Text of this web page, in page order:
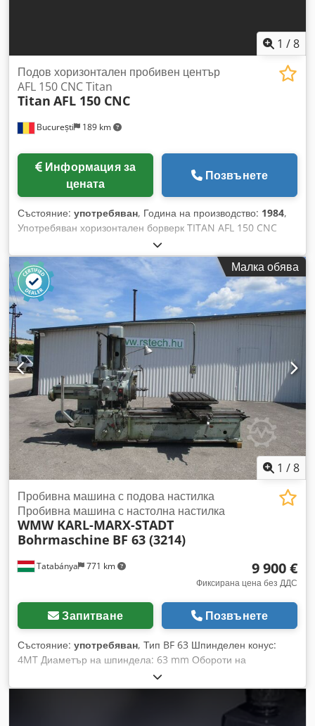
1 /8
București 189 km
Подов хоризонтален пробивен център
AFL 150 CNC Titan
Titan AFL 150 CNC
Информация за
цената
Позвънете
Състояние: употребяван, Година на производство: 1984,
Употребяван хоризонтален борверк TITAN AFL 150 CNC
CNC управление Heidenhain - X ос (колона) – 9000 мм; - Y
ос (вертикална) – 2000 мм; - W ос (шпиндел) – 900 мм; - Z
ос (преместване на колоната напречно) – 600 мм; -
Обороти на шпиндела: 900 об/мин; - Диаметър на
шпиндела: 150 мм; - Тегло на машината: приблизително 50
тона; Подови плочи: 2 бр., 2000x6000 мм Crsdpob Hv Twofx
Abwsf Ротационна маса Skoda E20
Малка обява
1 /8
Tatabánya 771 km
Пробивна машина с подова настилка
Пробивна машина с настолна настилка
WMW KARL-MARX-STADT
Bohrmaschine BF 63 (3214)
9 900 €
Фиксирана цена без ДДС
Запитване Позвънете
Състояние: употребяван, Тип BF 63 Шпинделен конус:
4MT Диаметър на шпиндела: 63 mm Обороти на
шпиндела: 8–1400 об./мин Cedowrpy Repfx Abwjrf Размер
на масата: 900 x 710 mm Ход на пробиване: 560 mm
Максимално натоварване на масата: 2000 kg Въртяща